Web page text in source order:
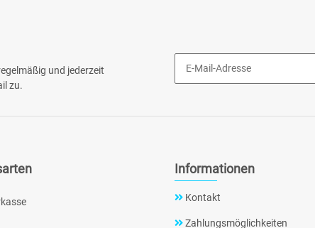
und jederzeit
zu.
Informationen
Kontakt
Zahlungsmöglichkeiten